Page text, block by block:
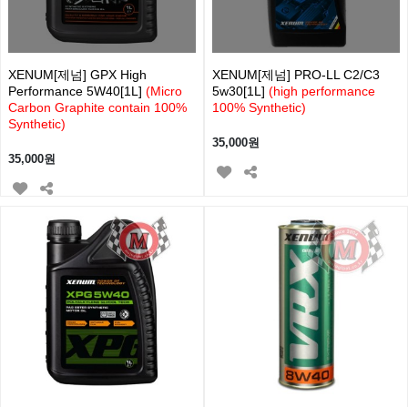
XENUM[제넘] GPX High
Performance 5W40[1L] (Micro
Carbon Graphite contain 100%
Synthetic)
35,000원
XENUM[제넘] PRO-LL C2/C3
5w30[1L] (high performance
100% Synthetic)
35,000원